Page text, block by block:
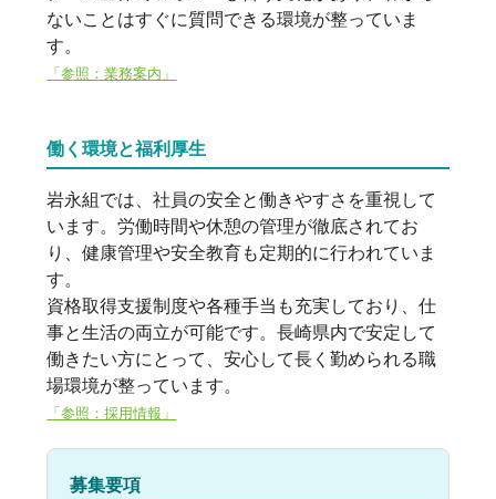
ないことはすぐに質問できる環境が整っていま
す。
「参照：業務案内」
働く環境と福利厚生
岩永組では、社員の安全と働きやすさを重視して
います。労働時間や休憩の管理が徹底されてお
り、健康管理や安全教育も定期的に行われていま
す。
資格取得支援制度や各種手当も充実しており、仕
事と生活の両立が可能です。長崎県内で安定して
働きたい方にとって、安心して長く勤められる職
場環境が整っています。
「参照：採用情報」
募集要項